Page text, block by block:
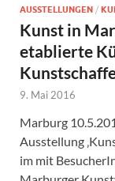
AUSSTELLUNGEN /
Kunst in
etablierte
9. Mai 2016
Marburg
Ausstellung
im mit